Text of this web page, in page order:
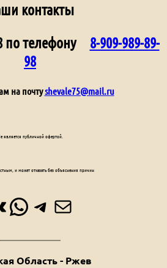
контакты
по телефону
8-909-989-89-
98
на почтуshevale75@mail.ru
WhatsApp
Telegram
Почта
Область - Ржев